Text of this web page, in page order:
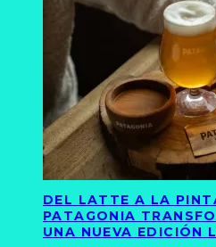
DEL LATTE A LA
PATAGONIA
UNA NUEVA EDICIÓN